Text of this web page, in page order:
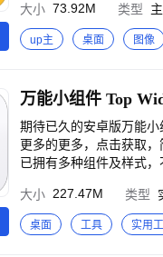
屏无死角视觉盛宴 元气
大小 73.92M 类型
up主 桌面 图像
万能小组件 Top
期待已久的安卓版万能
更多的更多，点击获取，简单
已拥有多种组件及样式
码、健康码、乘车码、微博热搜…桌面点击一键直达
图标，免去繁琐操作。 【精美壁纸】 精心挑选海量高清无水印美图壁纸，分类整理方便快速找到你喜欢的最美壁纸。
【热门组件】 灵动坞-安
大小 227.47M 类型
桌面 工具 实用